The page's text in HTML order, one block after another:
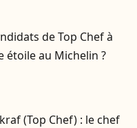
de Top Chef à
étoile au Michelin ?
(Top Chef) : le chef